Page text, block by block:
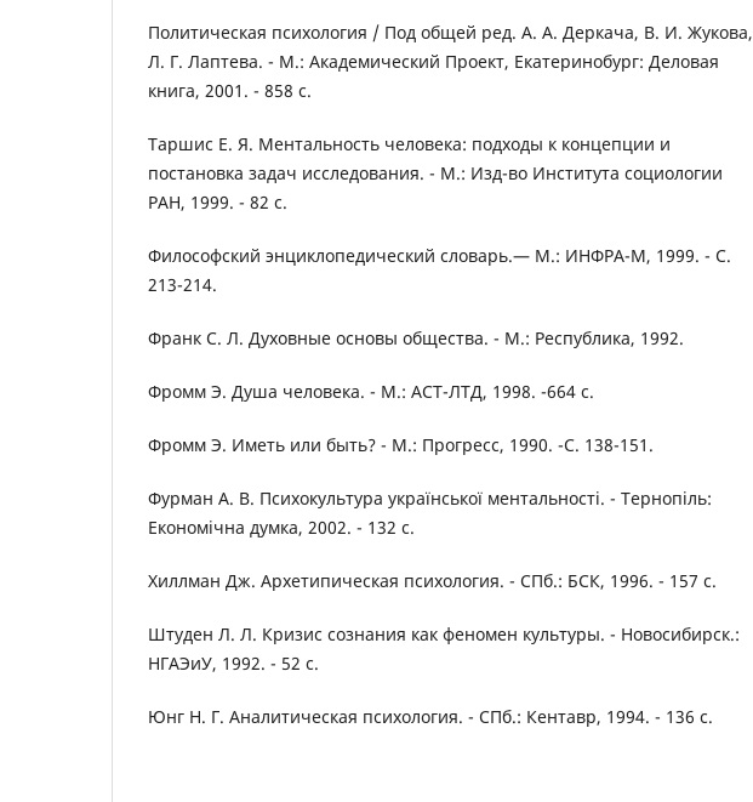
Политическая психология / Под общей ред. А. А. Деркача, В. И. Жукова,
Л. Г. Лаптева. - М.: Академический Проект, Екатеринобург: Деловая
книга, 2001. - 858 с.
Таршис Е. Я. Ментальность человека: подходы к концепции и
постановка задач исследования. - М.: Изд-во Института социологии
РАН, 1999. - 82 с.
Философский энциклопедический словарь.— М.: ИНФРА-М, 1999. - С.
213-214.
Франк С. Л. Духовные основы общества. - М.: Республика, 1992.
Фромм Э. Душа человека. - М.: АСТ-ЛТД, 1998. -664 с.
Фромм Э. Иметь или быть? - М.: Прогресс, 1990. -С. 138-151.
Фурман А. В. Психокультура української ментальності. - Тернопіль:
Економічна думка, 2002. - 132 с.
Хиллман Дж. Архетипическая психология. - СПб.: БСК, 1996. - 157 с.
Штуден Л. Л. Кризис сознания как феномен культуры. - Новосибирск.:
НГАЭиУ, 1992. - 52 с.
Юнг Н. Г. Аналитическая психология. - СПб.: Кентавр, 1994. - 136 с.